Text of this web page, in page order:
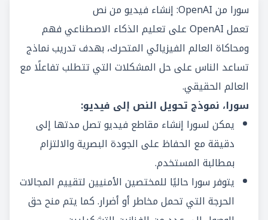
سورا من OpenAI: إنشاء فيديو من نص
تعمل OpenAI على تعليم الذكاء الاصطناعي فهم
ومحاكاة العالم الفيزيائي المتحرك، بهدف تدريب نماذج
تساعد الناس على حل المشكلات التي تتطلب تفاعلًا مع
العالم الحقيقي.
سورا، نموذج تحويل النص إلى فيديو:
يمكن لسورا إنشاء مقاطع فيديو تصل مدتها إلى
دقيقة مع الحفاظ على الجودة البصرية والالتزام
بمطالبة المستخدم.
يتوفر سورا حاليًا للمختصين الأمنيين لتقييم المجالات
الحرجة التي تحمل مخاطر أو أضرار. كما يتم منح حق